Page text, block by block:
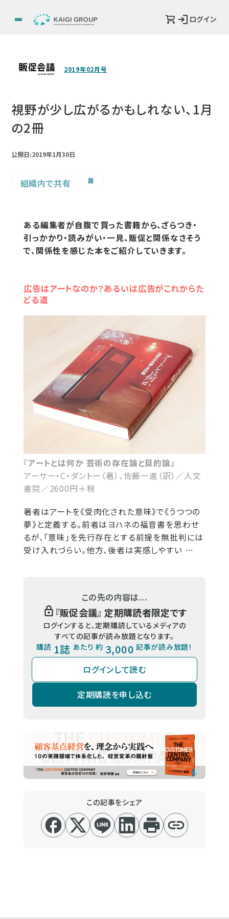
ログイン
2019年02月号
視野が少し広がるかもしれない、1月
の2冊
公開日:2019年1月30日
組織内で共有
ある編集者が自腹で買った書籍から、ざらつき・
引っかかり・読みがい・一見、販促と関係なさそう
で、関係性を感じた本をご紹介していきます。
広告はアートなのか？あるいは広告がこれからた
どる道
『アートとは何か 芸術の存在論と目的論』
アーサー・C・ダントー（著）、佐藤一進（訳）／人文
書院／2600円＋税
著者はアートを《受肉化された意味》で《うつつの
夢》と定義する。前者はヨハネの福音書を思わせ
るが、「意味」を先行存在とする前提を無批判には
受け入れづらい。他方、後者は実感しやすい …
この先の内容は...
『販促会議』 定期購読者限定です
ログインすると、定期購読しているメディアの
すべての記事が読み放題となります。
購読 1誌 あたり 約 3,000 記事が読み放題！
ログインして読む
定期購読を申し込む
この記事をシェア